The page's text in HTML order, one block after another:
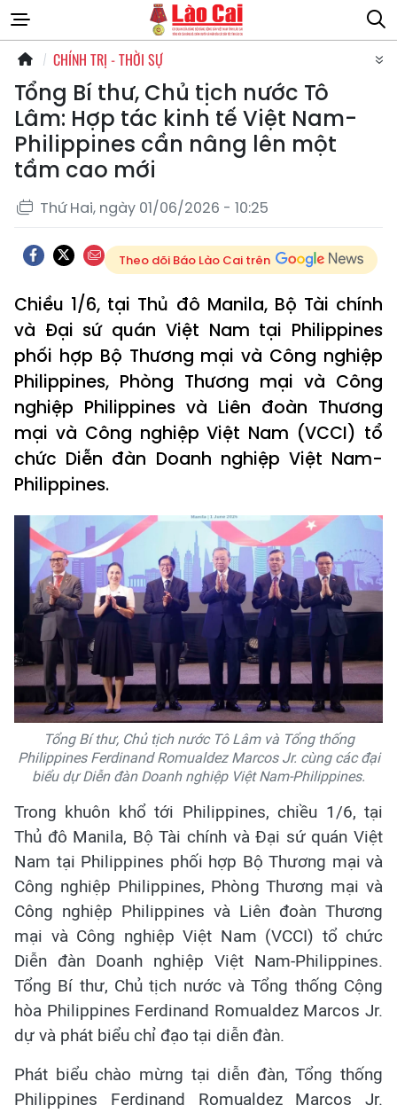
CHÍNH TRỊ - THỜI SỰ
Tổng Bí thư, Chủ tịch nước Tô
Lâm: Hợp tác kinh tế Việt Nam-
Philippines cần nâng lên một
tầm cao mới
Thứ Hai, ngày 01/06/2026 - 10:25
Theo dõi Báo Lào Cai trên
Chiều 1/6, tại Thủ đô Manila, Bộ Tài chính
và Đại sứ quán Việt Nam tại Philippines
phối hợp Bộ Thương mại và Công nghiệp
Philippines, Phòng Thương mại và Công
nghiệp Philippines và Liên đoàn Thương
mại và Công nghiệp Việt Nam (VCCI) tổ
chức Diễn đàn Doanh nghiệp Việt Nam-
Philippines.
Tổng Bí thư, Chủ tịch nước Tô Lâm và Tổng thống
Philippines Ferdinand Romualdez Marcos Jr. cùng các đại
biểu dự Diễn đàn Doanh nghiệp Việt Nam-Philippines.
Trong khuôn khổ tới Philippines, chiều 1/6, tại
Thủ đô Manila, Bộ Tài chính và Đại sứ quán Việt
Nam tại Philippines phối hợp Bộ Thương mại và
Công nghiệp Philippines, Phòng Thương mại và
Công nghiệp Philippines và Liên đoàn Thương
mại và Công nghiệp Việt Nam (VCCI) tổ chức
Diễn đàn Doanh nghiệp Việt Nam-Philippines.
Tổng Bí thư, Chủ tịch nước và Tổng thống Cộng
hòa Philippines Ferdinand Romualdez Marcos Jr.
dự và phát biểu chỉ đạo tại diễn đàn.
Phát biểu chào mừng tại diễn đàn, Tổng thống
Philippines Ferdinand Romualdez Marcos Jr.